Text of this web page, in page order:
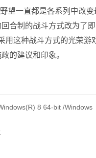
一直都是各系列中改变
合制的战斗方式改为了
这种战斗方式的光荣游
的建议和印象。
8 64-bit /Windows